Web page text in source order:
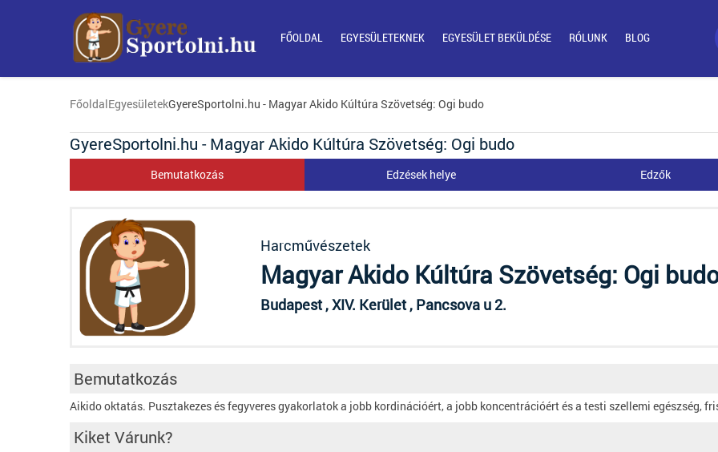
FŐOLDAL EGYESÜLETEKNEK EGYESÜLET BEKÜLDÉSE RÓLUNK BLOG
FőoldalEgyesületekGyereSportolni.hu - Magyar Akido Kúltúra Szövetség: Ogi budo
GyereSportolni.hu - Magyar Akido Kúltúra Szövetség: Ogi budo
Bemutatkozás Edzések helye Edzők
Harcművészetek
Magyar Akido Kúltúra Szövetség: Ogi
Budapest , XIV. Kerület , Pancsova u 2.
Bemutatkozás
Aikido oktatás. Pusztakezes és fegyveres gyakorlatok a jobb kordinációért, a jobb koncentrációért és a testi szellemi egészség,
Kiket Várunk?